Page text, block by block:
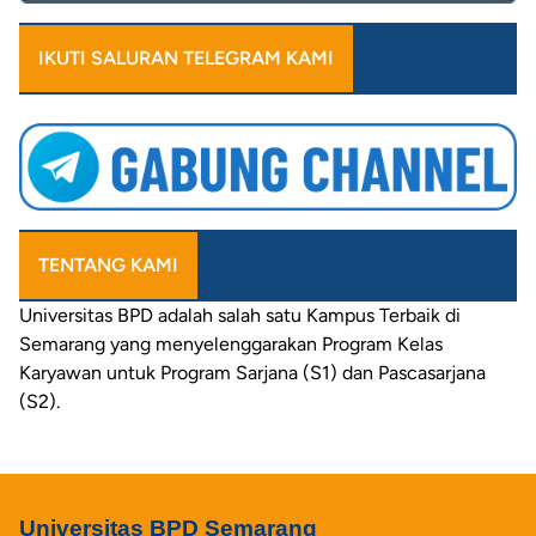
IKUTI SALURAN TELEGRAM KAMI
TENTANG KAMI
Universitas BPD adalah salah satu Kampus Terbaik di
Semarang yang menyelenggarakan Program Kelas
Karyawan untuk Program Sarjana (S1) dan Pascasarjana
(S2).
Universitas BPD Semarang